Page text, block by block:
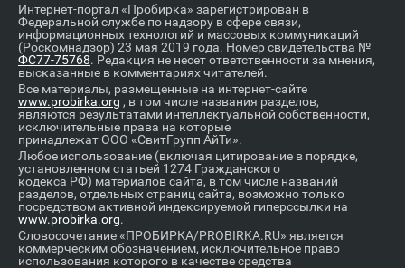
Интернет-портал «Пробирка» зарегистрирован в
Федеральной службе по надзору в сфере связи,
информационных технологий и массовых коммуникаций
(Роскомнадзор) 23 мая 2019 года. Номер свидетельства №
ФС77-75768. Редакция не несет ответственности за мнения,
высказанные в комментариях читателей.
Все материалы, размещенные на интернет-сайте
www.probirka.org , в том числе названия разделов,
являются результатами интеллектуальной собственности,
исключительные права на которые
принадлежат ООО «СвитГрупп АйТи».
Любое использование (включая цитирование в порядке,
установленном статьей 1274 Гражданского
кодекса РФ) материалов сайта, в том числе названий
разделов, отдельных страниц сайта, возможно только
посредством активной индексируемой гиперссылки на
www.probirka.org.
Словосочетание «ПРОБИРКА/PROBIRKA.RU» является
коммерческим обозначением, исключительное право
использования которого в качестве средства